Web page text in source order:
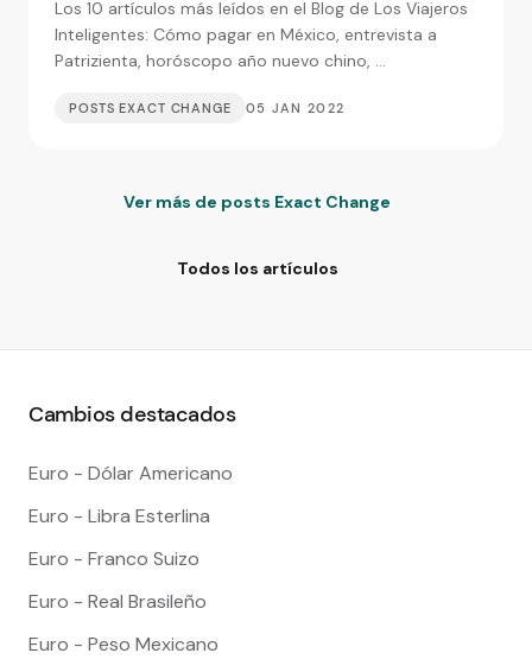
extranjeras
Los 10 artículos más leídos en el Blog de Los Viajeros
Inteligentes: Cómo pagar en México, entrevista a
Patrizienta, horóscopo año nuevo chino, ...
POSTS EXACT CHANGE 05 JAN 2022
Ver más de posts Exact Change
Todos los artículos
Cambios destacados
Euro - Dólar Americano
Euro - Libra Esterlina
Euro - Franco Suizo
Euro - Real Brasileño
Euro - Peso Mexicano